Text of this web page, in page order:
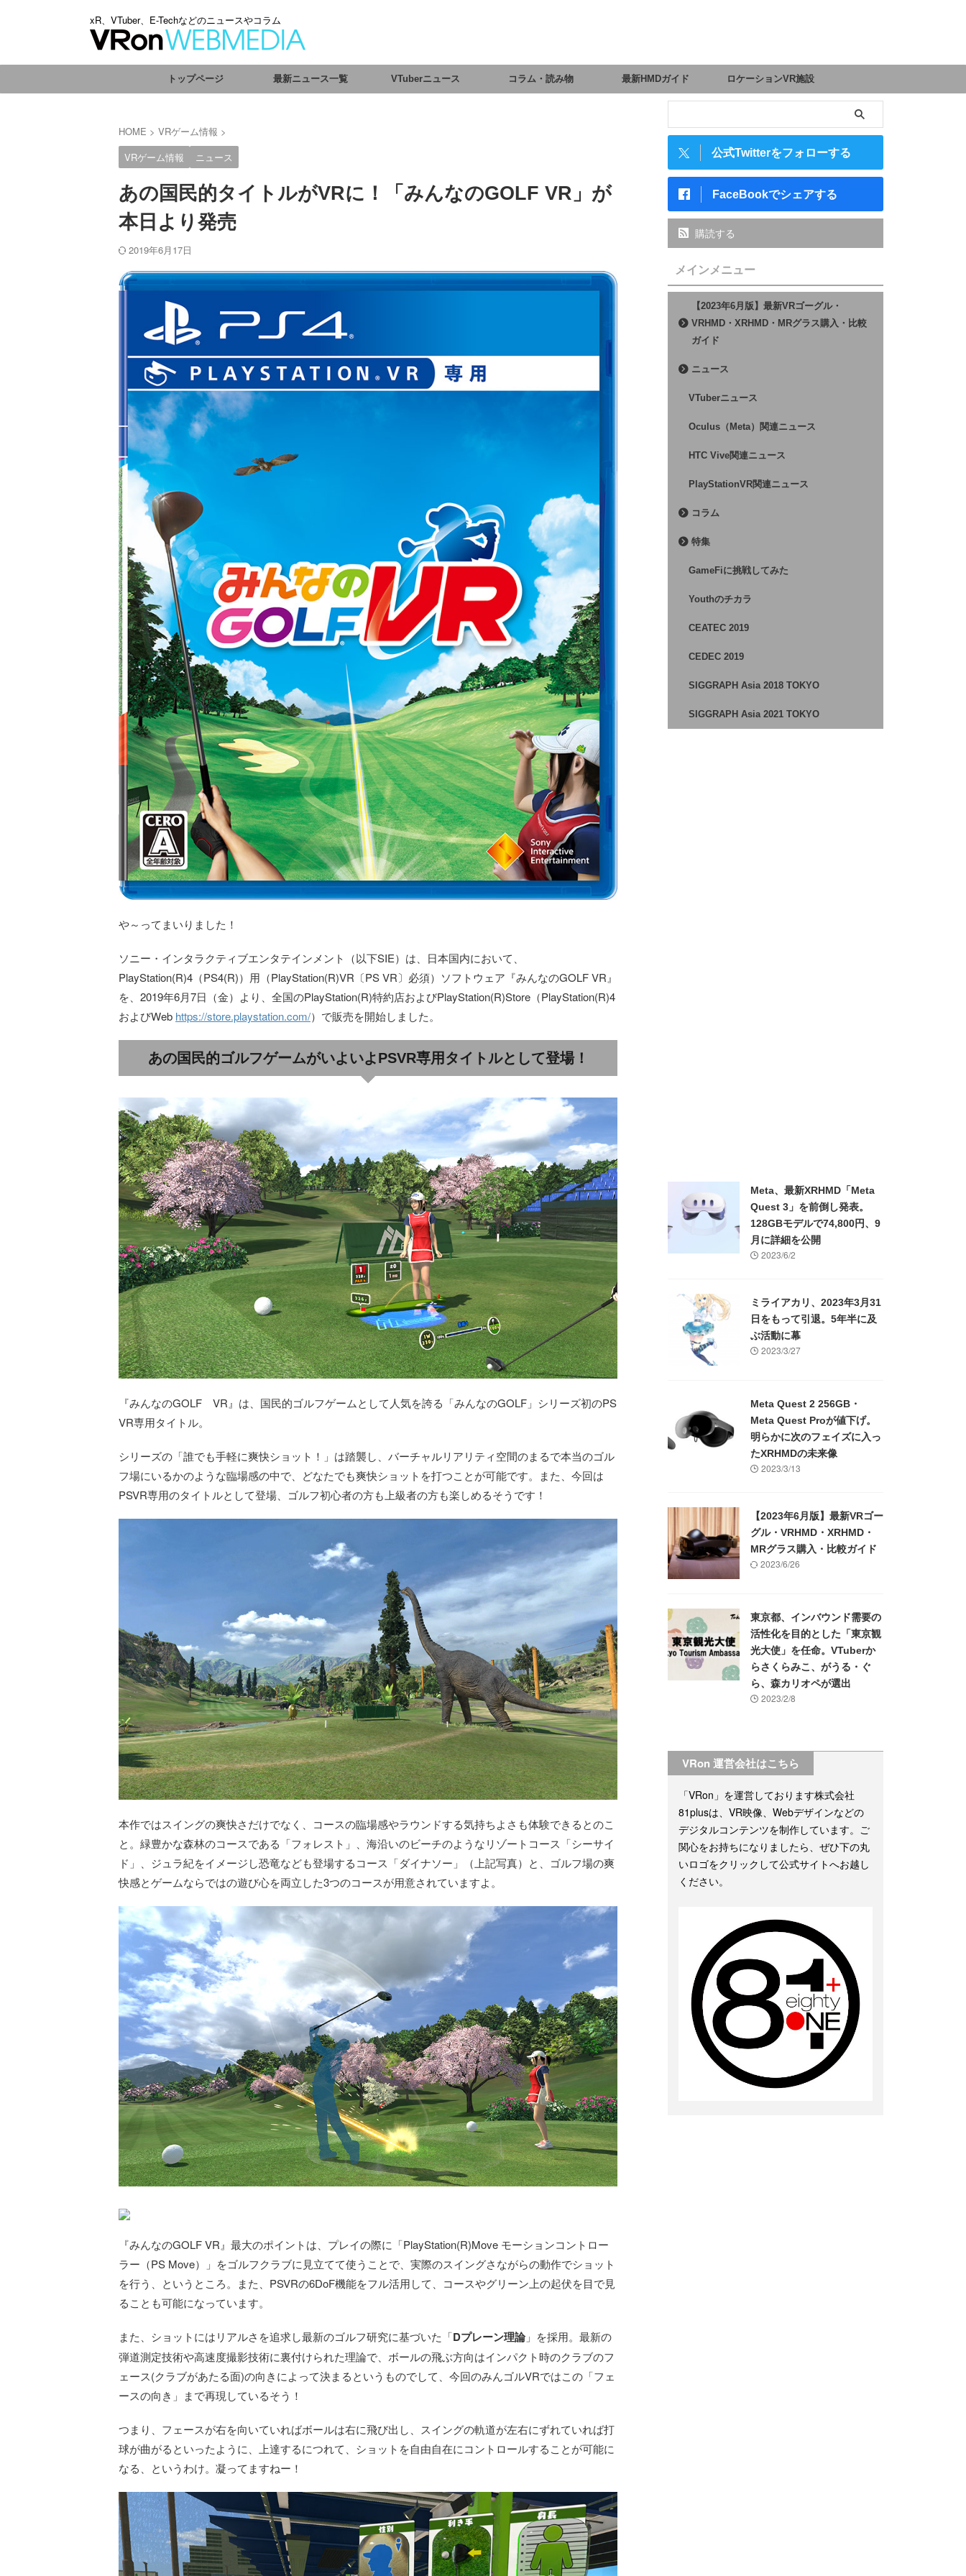
xR、VTuber、E-Techなどのニュースやコラム
トップページ 最新ニュース一覧 VTuberニュース コラム・読み物 最新HMDガイド ロケーションVR施設
HOME > VRゲーム情報 >
VRゲーム情報
ニュース
あの国民的タイトルがVRに！「みんなのGOLF VR」が
本日より発売
2019年6月17日
や～ってまいりました！
ソニー・インタラクティブエンタテインメント（以下SIE）は、日本国内において、
PlayStation(R)4（PS4(R)）用（PlayStation(R)VR〔PS VR〕必須）ソフトウェア『みんなのGOLF VR』
を、2019年6月7日（金）より、全国のPlayStation(R)特約店およびPlayStation(R)Store（PlayStation(R)4
およびWeb https://store.playstation.com/）で販売を開始しました。
あの国民的ゴルフゲームがいよいよPSVR専用タイトルとして登場！
『みんなのGOLF VR』は、国民的ゴルフゲームとして人気を誇る「みんなのGOLF」シリーズ初のPS
VR専用タイトル。
シリーズの「誰でも手軽に爽快ショット！」は踏襲し、バーチャルリアリティ空間のまるで本当のゴル
フ場にいるかのような臨場感の中で、どなたでも爽快ショットを打つことが可能です。また、今回は
PSVR専用のタイトルとして登場、ゴルフ初心者の方も上級者の方も楽しめるそうです！
本作ではスイングの爽快さだけでなく、コースの臨場感やラウンドする気持ちよさも体験できるとのこ
と。緑豊かな森林のコースである「フォレスト」、海沿いのビーチのようなリゾートコース「シーサイ
ド」、ジュラ紀をイメージし恐竜なども登場するコース「ダイナソー」（上記写真）と、ゴルフ場の爽
快感とゲームならではの遊び心を両立した3つのコースが用意されていますよ。
『みんなのGOLF VR』最大のポイントは、プレイの際に「PlayStation(R)Move モーションコントロー
ラー（PS Move）」をゴルフクラブに見立てて使うことで、実際のスイングさながらの動作でショット
を行う、というところ。また、PSVRの6DoF機能をフル活用して、コースやグリーン上の起伏を目で見
ることも可能になっています。
また、ショットにはリアルさを追求し最新のゴルフ研究に基づいた「Dプレーン理論」を採用。最新の
弾道測定技術や高速度撮影技術に裏付けられた理論で、ボールの飛ぶ方向はインパクト時のクラブのフ
ェース(クラブがあたる面)の向きによって決まるというものでして、今回のみんゴルVRではこの「フェ
ースの向き」まで再現しているそう！
つまり、フェースが右を向いていればボールは右に飛び出し、スイングの軌道が左右にずれていれば打
球が曲がるといったように、上達するにつれて、ショットを自由自在にコントロールすることが可能に
なる、というわけ。凝ってますねー！
公式Twitterをフォローする
FaceBookでシェアする
購読する
メインメニュー
【2023年6月版】最新VRゴーグル・
VRHMD・XRHMD・MRグラス購入・比較
ガイド
ニュース
VTuberニュース
Oculus（Meta）関連ニュース
HTC Vive関連ニュース
PlayStationVR関連ニュース
コラム
特集
GameFiに挑戦してみた
Youthのチカラ
CEATEC 2019
CEDEC 2019
SIGGRAPH Asia 2018 TOKYO
SIGGRAPH Asia 2021 TOKYO
Meta、最新XRHMD「Meta
Quest 3」を前倒し発表。
128GBモデルで74,800円、9
月に詳細を公開
2023/6/2
ミライアカリ、2023年3月31
日をもって引退。5年半に及
ぶ活動に幕
2023/3/27
Meta Quest 2 256GB・
Meta Quest Proが値下げ。
明らかに次のフェイズに入っ
たXRHMDの未来像
2023/3/13
【2023年6月版】最新VRゴー
グル・VRHMD・XRHMD・
MRグラス購入・比較ガイド
2023/6/26
東京都、インバウンド需要の
活性化を目的とした「東京観
光大使」を任命。VTuberか
らさくらみこ、がうる・ぐ
ら、森カリオペが選出
2023/2/8
VRon 運営会社はこちら
「VRon」を運営しております株式会社
81plusは、VR映像、Webデザインなどの
デジタルコンテンツを制作しています。ご
関心をお持ちになりましたら、ぜひ下の丸
いロゴをクリックして公式サイトへお越し
ください。